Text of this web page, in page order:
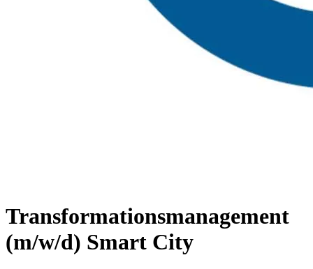
Transformationsmanagement
(m/w/d) Smart City